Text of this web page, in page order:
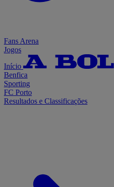
Fans Arena
Jogos
Início
Benfica
Sporting
FC Porto
Resultados e Classificações